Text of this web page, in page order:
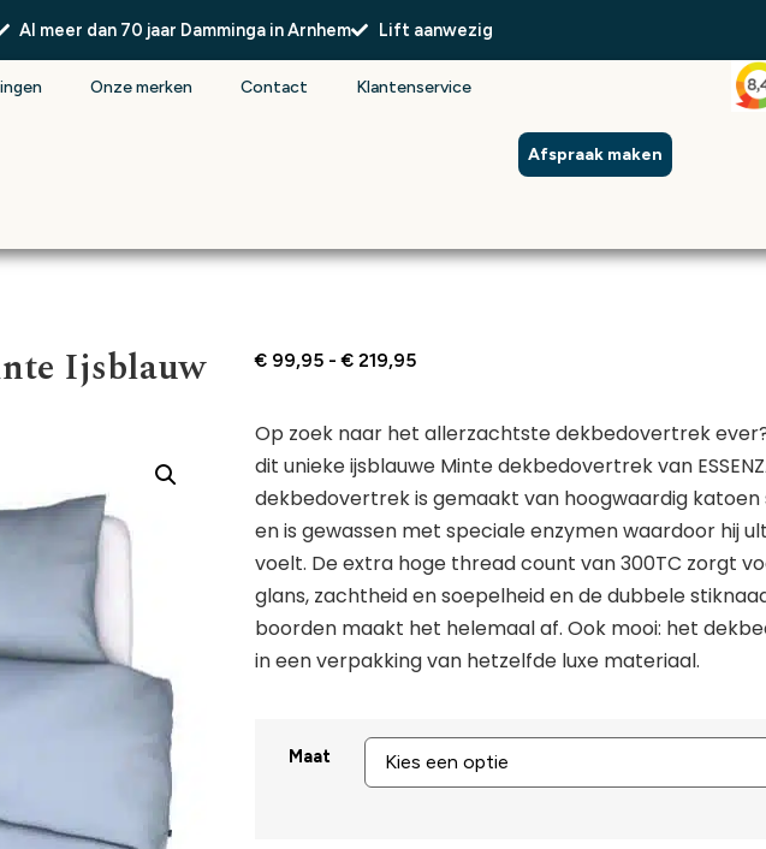
Al meer dan 70 jaar Damminga in Arnhem Lift aanwezig
Onze merken Contact Klantenservice
Afspraak maken
Ijsblauw € 99,95 - € 219,95
Op zoek naar het allerzachtste dekbedovertrek
dit unieke ijsblauwe Minte dekbedovertrek van
dekbedovertrek is gemaakt van hoogwaardig katoen
en is gewassen met speciale enzymen waardoor hij
voelt. De extra hoge thread count van 300TC zorgt
glans, zachtheid en soepelheid en de dubbele
boorden maakt het helemaal af. Ook mooi: het
in een verpakking van hetzelfde luxe materiaal.
Maat